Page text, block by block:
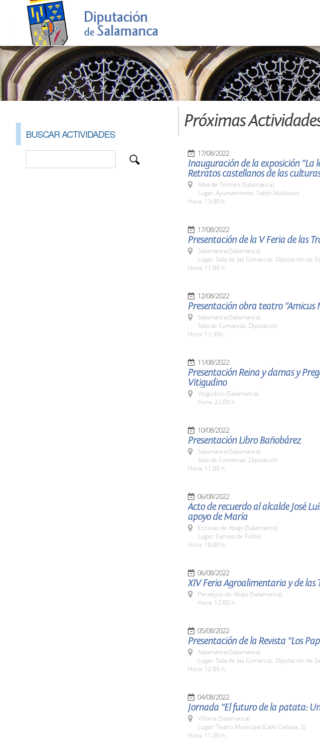
BUSCAR ACTIVIDADES
Próximas
17/08/2022
Inauguración de la exposición "La
Retratos castellanos de las
Alba de Tormes (Salamanca)
Lugar: Ayuntamiento. Salón Multiusos
Hora: 13:00 h.
17/08/2022
Presentación de la V Feria de las
Salamanca (Salamanca)
Lugar: Sala de las Comarcas. Diputación de
Hora: 11:00 h.
12/08/2022
Presentación obra teatro "Amicus
Salamanca (Salamanca)
Sala de Comarcas. Diputación
Hora: 11:30h.
11/08/2022
Presentación Reina y damas y
Vitigudino
Vitigudino (Salamanca)
Hora: 22:00 h.
10/08/2022
Presentación Libro Bañobárez
Salamanca (Salamanca)
Sala de Comarcas. Diputación
Hora: 11,00 h.
06/08/2022
Acto de recuerdo al alcalde José
apoyo de María
Encinas de Abajo (Salamanca)
Lugar: Campo de Fútbol
Hora: 18:00 h.
06/08/2022
XIV Feria Agroalimentaria y de las
Peralejos de Abajo (Salamanca)
Hora: 12:00 h.
05/08/2022
Presentación de la Revista "Los
Salamanca (Salamanca)
Lugar: Sala de las Comarcas. Diputación de
Hora: 12:00 h.
04/08/2022
Jornada "El futuro de la patata:
Villoria (Salamanca)
Lugar: Teatro Municipal (Calle Cañada, 2)
Hora: 11:30 h.